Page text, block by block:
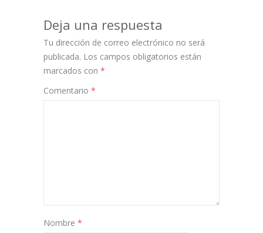
Deja una respuesta
Tu dirección de correo electrónico no será
publicada. Los campos obligatorios están
marcados con *
Comentario *
Nombre *